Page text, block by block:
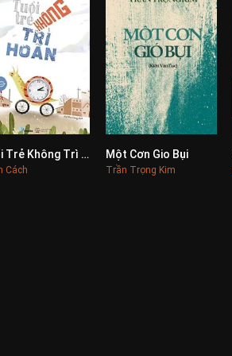
0Tuổi Trẻ Không Trì Hoãn
Cách
Một Cơn Gio Bụi
Trần Trọng Kim